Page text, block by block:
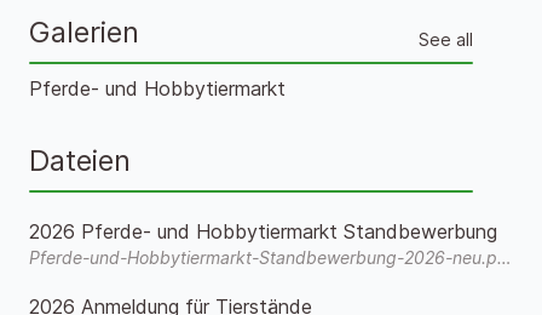
Galerien See all
Pferde- und Hobbytiermarkt
Dateien
2026 Pferde- und Hobbytiermarkt Standbewerbung
Pferde-und-Hobbytiermarkt-Standbewerbung-2026-neu.pdf
2026 Anmeldung für Tierstände